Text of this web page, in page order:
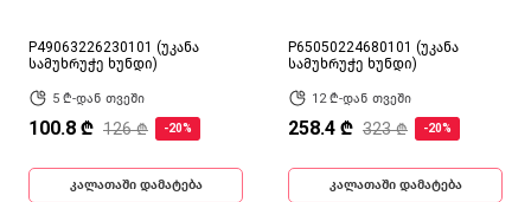
P49063226230101 (უკანა
სამუხრუჭე ხუნდი)
5 ₾-დან თვეში
100.8 ₾ 126 ₾ -20%
კალათაში დამატება
P65050224680101 (უკანა
სამუხრუჭე ხუნდი)
12 ₾-დან თვეში
258.4 ₾ 323 ₾ -20%
კალათაში დამატება